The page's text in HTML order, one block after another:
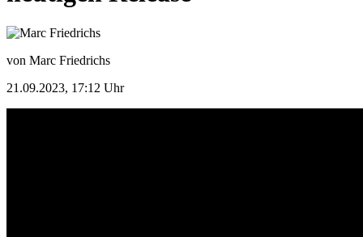
von Marc Friedrichs
21.09.2023, 17:12 Uhr